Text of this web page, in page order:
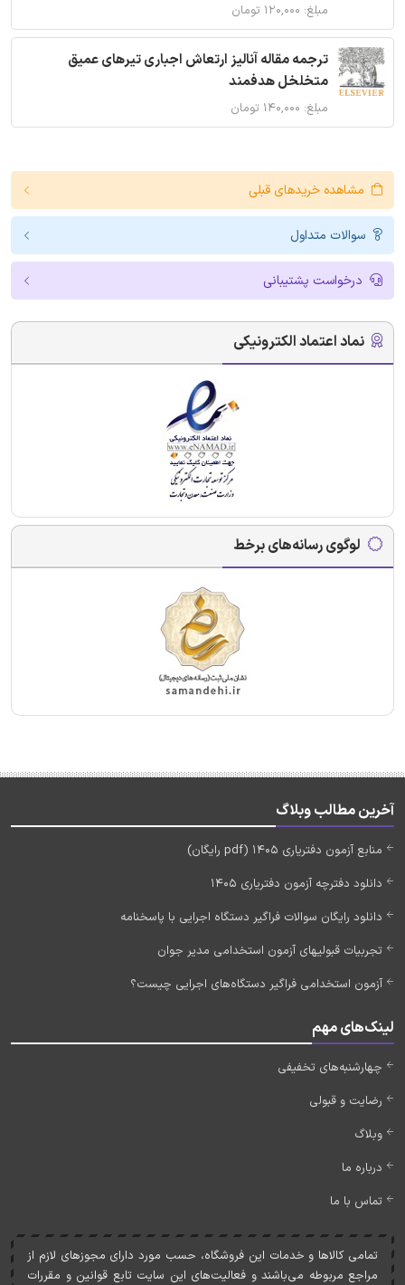
مبلغ: ۱۲۰,۰۰۰ تومان
ترجمه مقاله آنالیز ارتعاش اجباری تیرهای عمیق
متخلخل هدفمند
مبلغ: ۱۴۰,۰۰۰ تومان
مشاهده خریدهای قبلی
سوالات متداول
درخواست پشتیبانی
نماد اعتماد الکترونیکی
لوگوی رسانه‌های برخط
آخرین مطالب وبلاگ
منابع آزمون دفتریاری 1405 (pdf رایگان)
دانلود دفترچه آزمون دفتریاری 1405
دانلود رایگان سوالات فراگیر دستگاه اجرایی با پاسخنامه
تجربیات قبولیهای آزمون استخدامی مدیر جوان
آزمون استخدامی فراگیر دستگاه‌های اجرایی چیست؟
لینک‌های مهم
چهارشنبه‌های تخفیفی
رضایت و قبولی
وبلاگ
درباره ما
تماس با ما
تمامی کالاها و خدمات اين فروشگاه، حسب مورد دارای مجوزهای لازم از
مراجع مربوطه می‌باشند و فعاليت‌های اين سايت تابع قوانين و مقررات